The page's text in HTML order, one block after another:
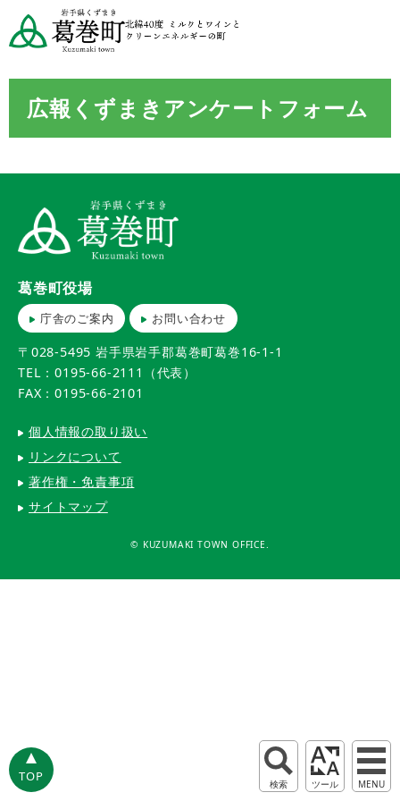
広報くずまきアンケートフォーム
葛巻町役場
庁舎のご案内 お問い合わせ
〒028-5495 岩手県岩手郡葛巻町葛巻16-1-1
TEL：0195-66-2111（代表）
FAX：0195-66-2101
個人情報の取り扱い
リンクについて
著作権・免責事項
サイトマップ
© KUZUMAKI TOWN OFFICE.
TOP